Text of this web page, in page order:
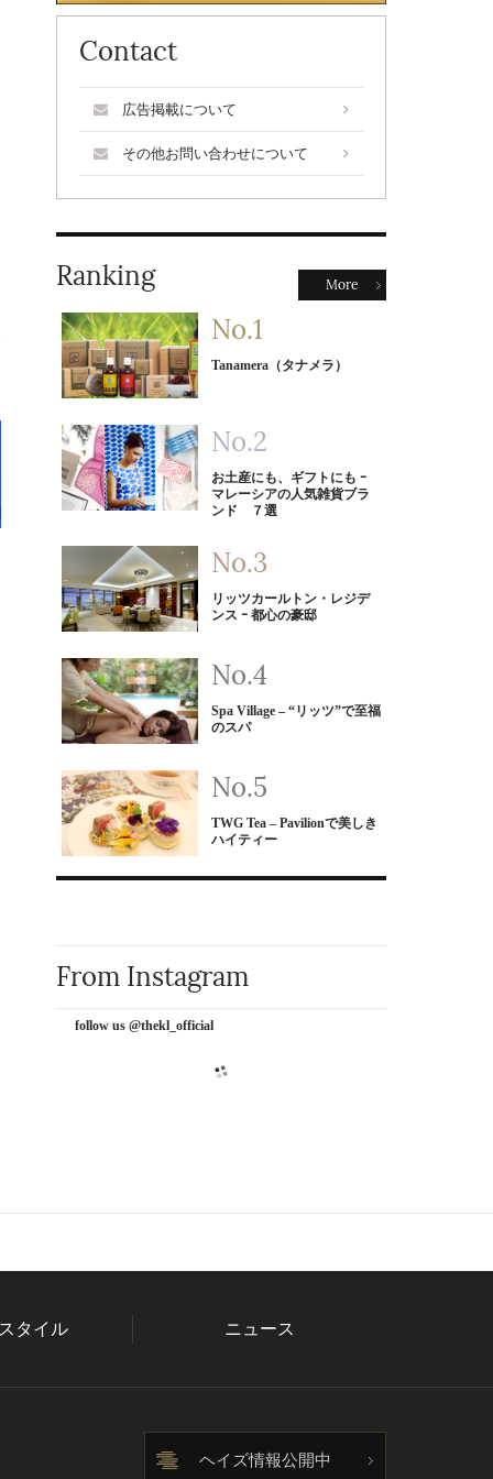
Contact
広告掲載について
その他お問い合わせについて
Ranking More
Tanamera（タナメラ）
お土産にも、ギフトにも ｰ
マレーシアの人気雑貨ブラ
ンド ７選
リッツカールトン・レジデ
ンス ｰ 都心の豪邸
Spa Village – “リッツ”で至福
のスパ
TWG Tea – Pavilionで美しき
ハイティー
From Instagram
follow us @thekl_official
タイル ニュース
ヘイズ情報公開中